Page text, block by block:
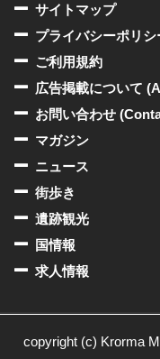
サイトマップ
プライバシーポリシ
ご利用規約
広告掲載について
お問い合わせ
マガジン
ニュース
街歩き
遺跡観光
国情報
求人情報
copyright (c) Krorma